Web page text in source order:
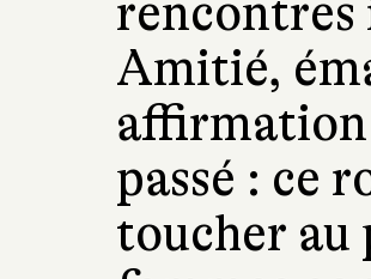
Amitié,
affirmation
passé : ce
toucher au